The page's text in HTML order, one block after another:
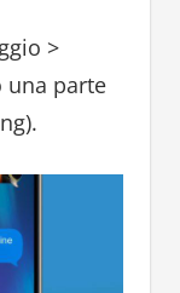
>
una parte